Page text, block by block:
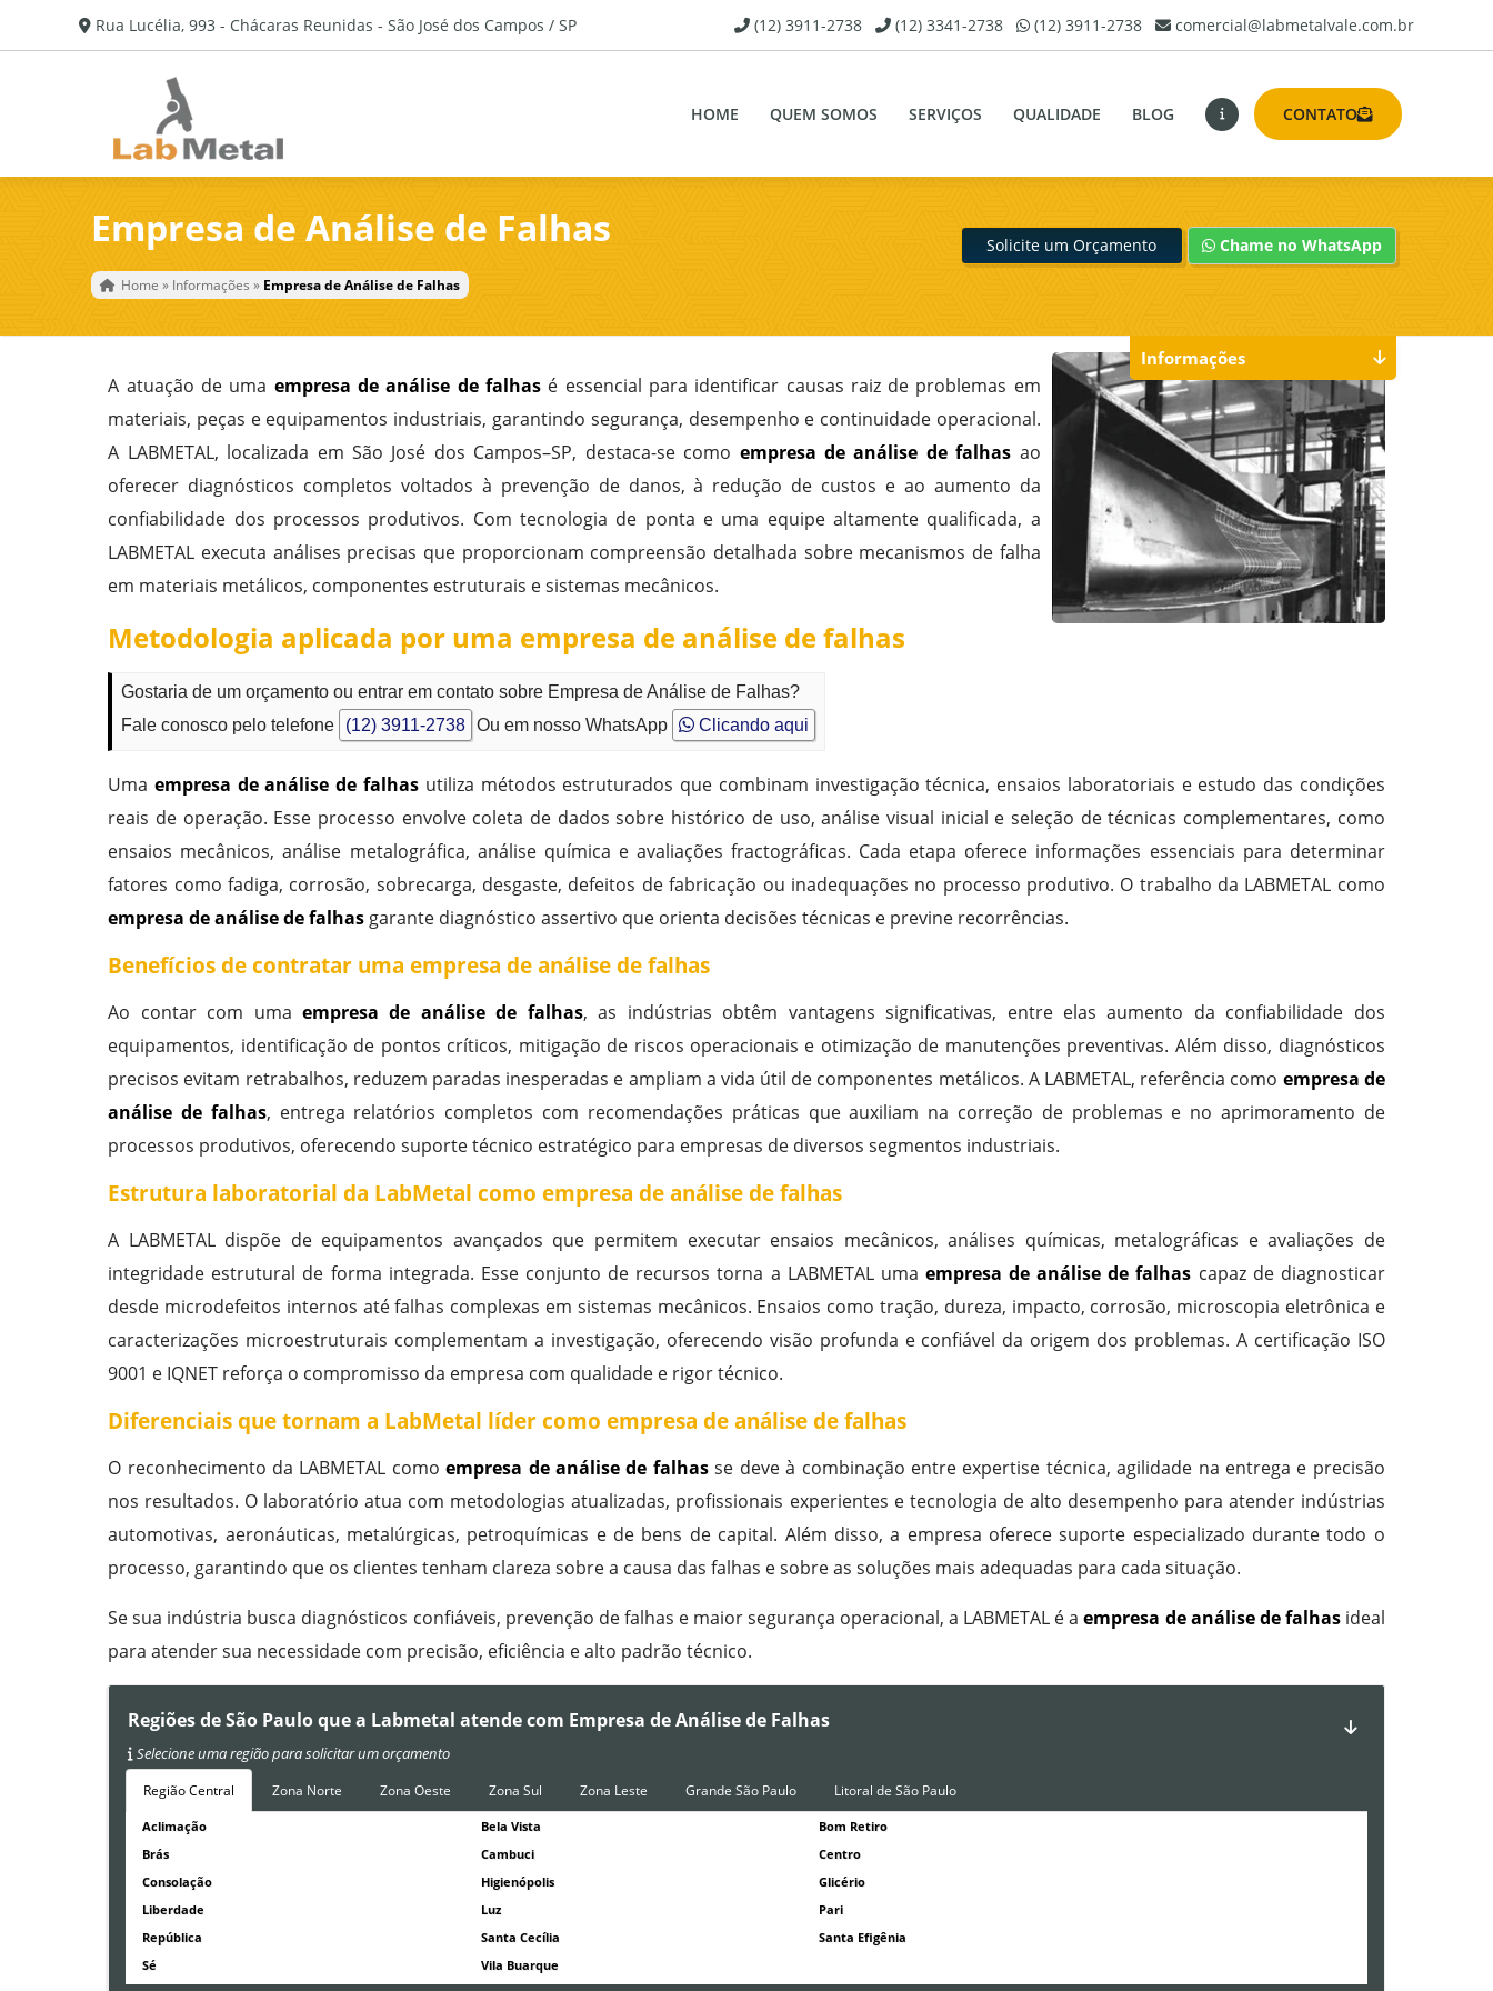
Rua Lucélia, 993 - Chácaras Reunidas - São José dos Campos / SP (12) 3911-2738 (12) 3341-2738 (12) 3911-2738 comercial@labmetalvale.com.br
HOME QUEM SOMOS SERVIÇOS QUALIDADE BLOG CONTATO
Empresa de Análise de Falhas
Home » Informações » Empresa de Análise de Falhas
Solicite um Orçamento Chame no WhatsApp
A atuação de uma empresa de análise de falhasé essencial para identificar causas raiz de problemas em
materiais, peças e equipamentos industriais, garantindo segurança, desempenho e continuidade operacional.
A LABMETAL, localizada em São José dos Campos–SP, destaca-se como empresa de análise de falhas ao
oferecer diagnósticos completos voltados à prevenção de danos, à redução de custos e ao aumento da
confiabilidade dos processos produtivos. Com tecnologia de ponta e uma equipe altamente qualificada, a
LABMETAL executa análises precisas que proporcionam compreensão detalhada sobre mecanismos de falha
em materiais metálicos, componentes estruturais e sistemas mecânicos.
Metodologia aplicada por uma empresa de análise de falhas
Gostaria de um orçamento ou entrar em contato sobre Empresa de Análise de Falhas?
Fale conosco pelo telefone
(12) 3911-2738 Ou em nosso WhatsApp Clicando aqui
Uma empresa de análise de falhas utiliza métodos estruturados que combinam investigação técnica, ensaios laboratoriais e estudo das condições
reais de operação. Esse processo envolve coleta de dados sobre histórico de uso, análise visual inicial e seleção de técnicas complementares, como
ensaios mecânicos, análise metalográfica, análise química e avaliações fractográficas. Cada etapa oferece informações essenciais para determinar
fatores como fadiga, corrosão, sobrecarga, desgaste, defeitos de fabricação ou inadequações no processo produtivo. O trabalho da LABMETAL como
empresa de análise de falhas garante diagnóstico assertivo que orienta decisões técnicas e previne recorrências.
Benefícios de contratar uma empresa de análise de falhas
Ao contar com umaempresa de análise de falhas, as indústrias obtêm vantagens significativas, entre elas aumento da confiabilidade dos
equipamentos, identificação de pontos críticos, mitigação de riscos operacionais e otimização de manutenções preventivas. Além disso, diagnósticos
precisos evitam retrabalhos, reduzem paradas inesperadas e ampliam a vida útil de componentes metálicos. A LABMETAL, referência como empresa de
análise de falhas, entrega relatórios completos com recomendações práticas que auxiliam na correção de problemas e no aprimoramento de
processos produtivos, oferecendo suporte técnico estratégico para empresas de diversos segmentos industriais.
Estrutura laboratorial da LabMetal como empresa de análise de falhas
A LABMETAL dispõe de equipamentos avançados que permitem executar ensaios mecânicos, análises químicas, metalográficas e avaliações de
integridade estrutural de forma integrada. Esse conjunto de recursos torna a LABMETAL uma empresa de análise de falhas capaz de diagnosticar
desde microdefeitos internos até falhas complexas em sistemas mecânicos. Ensaios como tração, dureza, impacto, corrosão, microscopia eletrônica e
caracterizações microestruturais complementam a investigação, oferecendo visão profunda e confiável da origem dos problemas. A certificação ISO
9001 e IQNET reforça o compromisso da empresa com qualidade e rigor técnico.
Diferenciais que tornam a LabMetal líder como empresa de análise de falhas
O reconhecimento da LABMETAL comoempresa de análise de falhasse deve à combinação entre expertise técnica, agilidade na entrega e precisão
nos resultados. O laboratório atua com metodologias atualizadas, profissionais experientes e tecnologia de alto desempenho para atender indústrias
automotivas, aeronáuticas, metalúrgicas, petroquímicas e de bens de capital. Além disso, a empresa oferece suporte especializado durante todo o
processo, garantindo que os clientes tenham clareza sobre a causa das falhas e sobre as soluções mais adequadas para cada situação.
Se sua indústria busca diagnósticos confiáveis, prevenção de falhas e maior segurança operacional, a LABMETAL é aempresa de análise de falhasideal
para atender sua necessidade com precisão, eficiência e alto padrão técnico.
Regiões de São Paulo que a Labmetal atende com Empresa de Análise de Falhas
Selecione uma região para solicitar um orçamento
Região Central Zona Norte Zona Oeste Zona Sul Zona Leste Grande São Paulo Litoral de São Paulo
Aclimação Bela Vista
Bom Retiro
Brás
Cambuci
Centro
Consolação
Higienópolis
Glicério
Liberdade
Luz
Pari
República
Santa Cecília
Santa Efigênia
Sé
Vila Buarque
Informações